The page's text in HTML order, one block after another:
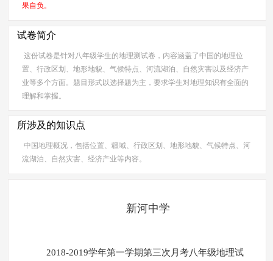
果自负。
试卷简介
这份试卷是针对八年级学生的地理测试卷，内容涵盖了中国的地理位
置、行政区划、地形地貌、气候特点、河流湖泊、自然灾害以及经济产
业等多个方面。题目形式以选择题为主，要求学生对地理知识有全面的
理解和掌握。
所涉及的知识点
中国地理概况，包括位置、疆域、行政区划、地形地貌、气候特点、河
流湖泊、自然灾害、经济产业等内容。
新河中学
2018-2019学年第一学期第三次月考八年级地理试